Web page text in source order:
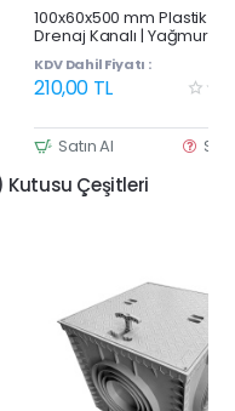
100x60x500 mm Plastik
Drenaj Kanalı | Yağmur
Havuz Kenarı Oluğu
KDV Dahil Fiyatı :
210,00 TL
Satın Al
Kutusu Çeşitleri